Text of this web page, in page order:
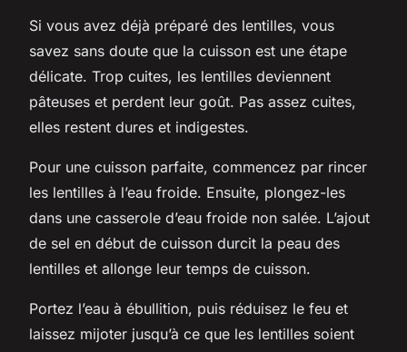
Si vous avez déjà préparé des lentilles, vous
savez sans doute que la cuisson est une étape
délicate. Trop cuites, les lentilles deviennent
pâteuses et perdent leur goût. Pas assez cuites,
elles restent dures et indigestes.
Pour une cuisson parfaite, commencez par rincer
les lentilles à l’eau froide. Ensuite, plongez-les
dans une casserole d’eau froide non salée. L’ajout
de sel en début de cuisson durcit la peau des
lentilles et allonge leur temps de cuisson.
Portez l’eau à ébullition, puis réduisez le feu et
laissez mijoter jusqu’à ce que les lentilles soient